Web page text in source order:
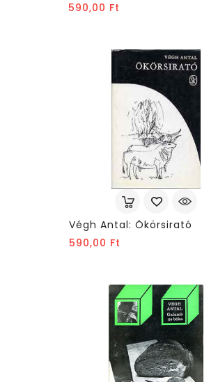
590,00 Ft
Végh Antal: Ökörsirató
590,00 Ft